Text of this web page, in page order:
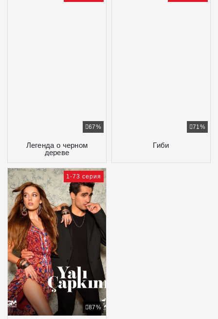
Легенда о черном
дереве
67%
Гиби
71%
87%
1-73 серия